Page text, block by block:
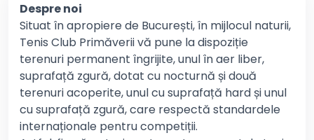
Despre noi
Situat în apropiere de București, în mijlocul naturii,
Tenis Club Primăverii vă pune la dispoziție
terenuri permanent îngrijite, unul în aer liber,
suprafață zgură, dotat cu nocturnă și două
terenuri acoperite, unul cu suprafață hard și unul
cu suprafață zgură, care respectă standardele
internaționale pentru competiții.